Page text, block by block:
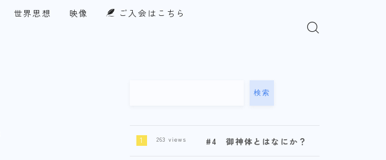
世界思想 映像 ご入会はこちら
検索
#4 御神体とはなにか？
263 views